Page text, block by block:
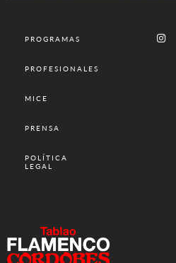
PROGRAMAS
PROFESIONALES
MICE
PRENSA
POLÍTICA
LEGAL